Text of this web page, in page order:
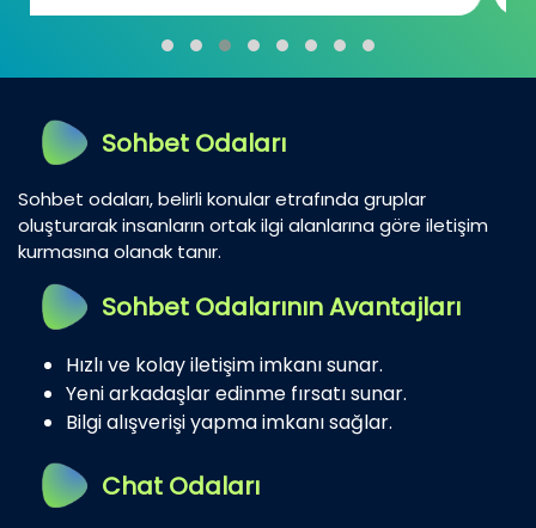
Sohbet Odaları
Sohbet odaları, belirli konular etrafında gruplar
oluşturarak insanların ortak ilgi alanlarına göre iletişim
kurmasına olanak tanır.
Sohbet Odalarının Avantajları
Hızlı ve kolay iletişim imkanı sunar.
Yeni arkadaşlar edinme fırsatı sunar.
Bilgi alışverişi yapma imkanı sağlar.
Chat Odaları